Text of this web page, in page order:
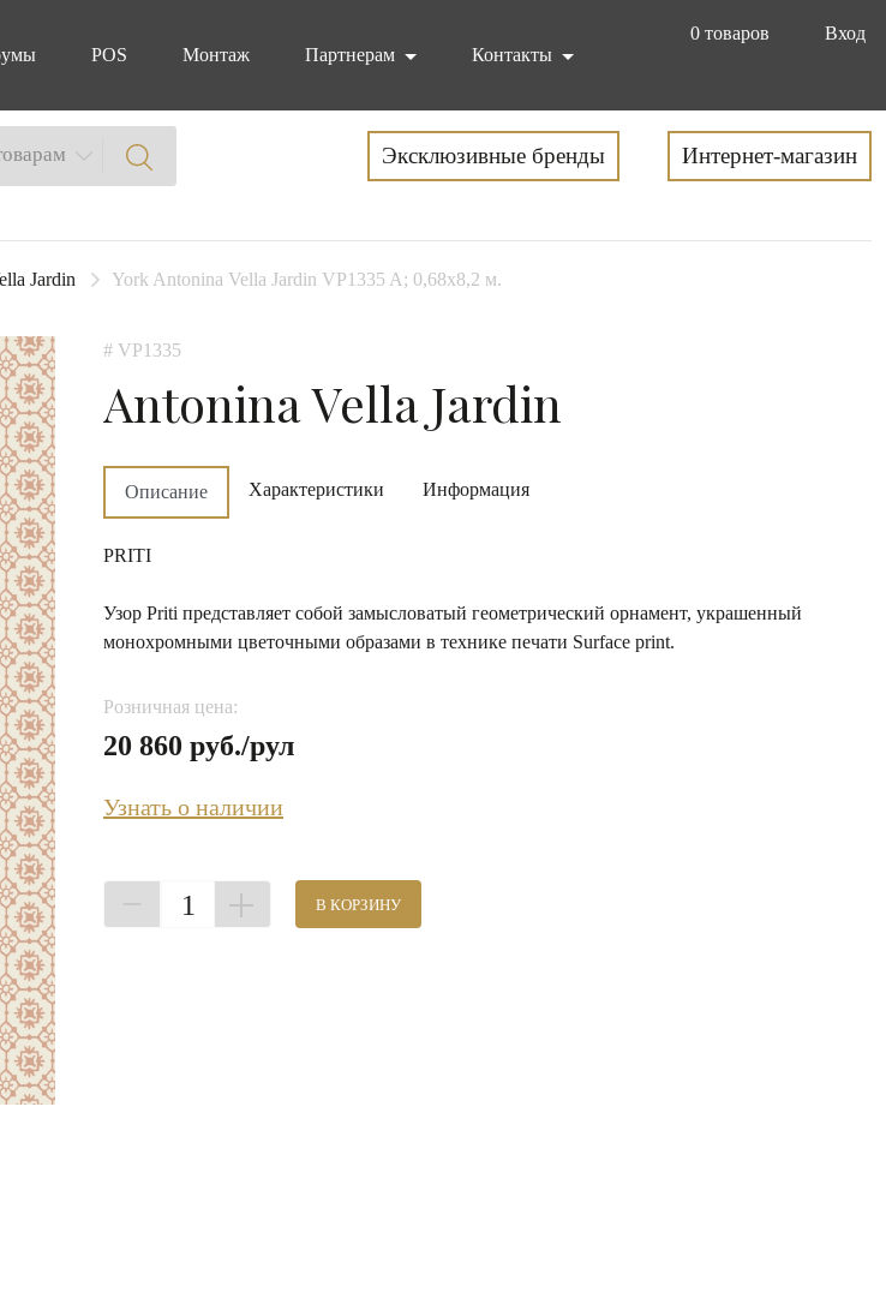
0 товаров
Вход
POS Монтаж Партнерам Контакты
Эксклюзивные бренды Интернет-магазин
Jardin York Antonina Vella Jardin VP1335 A; 0,68x8,2 м.
# VP1335
Antonina Vella Jardin
Описание Характеристики Информация
PRITI
Узор Priti представляет собой замысловатый геометрический орнамент, украшенный
монохромными цветочными образами в технике печати Surface print.
Розничная цена:
20 860 руб./рул
Узнать о наличии
1 В КОРЗИНУ